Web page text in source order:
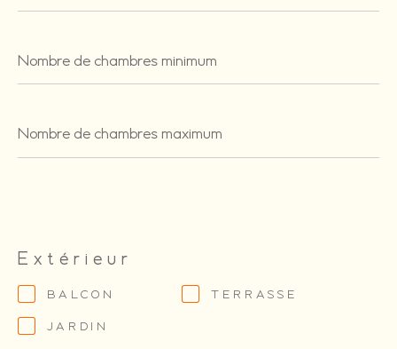
de
chambres
minimum
de
chambres
maximum
Extérieur
BALCON TERRASSE
JARDIN